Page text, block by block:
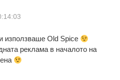
използваше Old Spice
реклама в началото на